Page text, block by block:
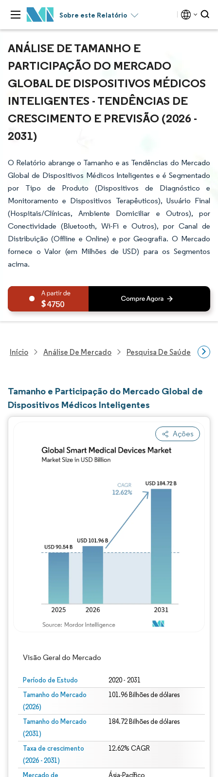
Sobre este Relatório
ANÁLISE DE TAMANHO E
PARTICIPAÇÃO DO MERCADO
GLOBAL DE DISPOSITIVOS MÉDICOS
INTELIGENTES - TENDÊNCIAS DE
CRESCIMENTO E PREVISÃO (2026 -
2031)
O Relatório abrange o Tamanho e as Tendências do Mercado
Global de Dispositivos Médicos Inteligentes e é Segmentado
por Tipo de Produto (Dispositivos de Diagnóstico e
Monitoramento e Dispositivos Terapêuticos), Usuário Final
(Hospitais/Clínicas, Ambiente Domiciliar e Outros), por
Conectividade (Bluetooth, Wi-Fi e Outros), por Canal de
Distribuição (Offline e Online) e por Geografia. O Mercado
fornece o Valor (em Milhões de USD) para os Segmentos
acima.
4750
Início Análise De Mercado Pesquisa De Saúde
Tamanho e Participação do Mercado Global de
Dispositivos Médicos Inteligentes
Ações
Visão Geral do Mercado
Período de Estudo 2020 - 2031
Tamanho do Mercado
(2026)
101.96 Bilhões de dólares
Tamanho do Mercado
(2031)
184.72 Bilhões de dólares
Taxa de crescimento
(2026 - 2031)
12.62% CAGR
Mercado de
Ásia-Pacífico
Imagem © Mordor Intelligence. O reuso